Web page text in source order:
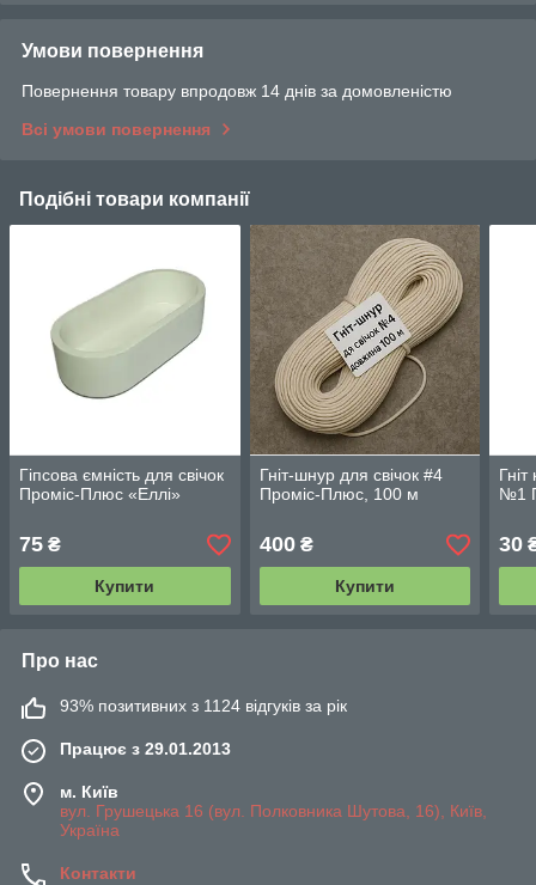
Умови повернення
Повернення товару впродовж 14 днів за домовленістю
Всі умови повернення
Подібні товари компанії
Гіпсова ємність для свічок
Проміс-Плюс «Еллі»
75 ₴
Купити
Гніт-шнур для свічок #4
Проміс-Плюс, 100 ​​м
400₴
Купити
№1
30
Про нас
93% позитивних з 1124 відгуків за рік
Працює з 29.01.2013
м. Київ
вул. Грушецька 16 (вул. Полковника Шутова, 16), Київ,
Україна
Контакти